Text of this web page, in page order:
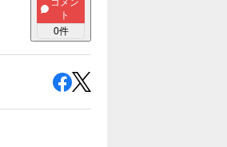
コメン
ト
0件